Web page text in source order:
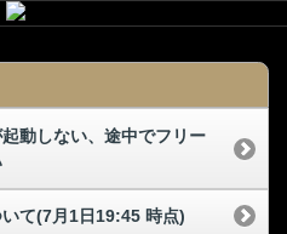
動しない、途中でフリー
て(7月1日19:45 時点)